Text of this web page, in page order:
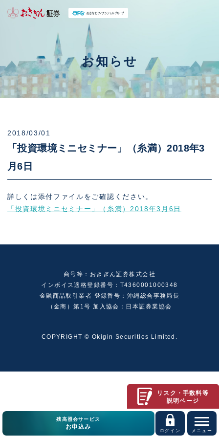
残高照会サービス
お申込み
ログイン メニュー
リスク・手数料等
説明ページ
お知らせ
2018/03/01
「投資環境ミニセミナー」（糸満）2018年3
月6日
詳しくは添付ファイルをご確認ください。
「投資環境ミニセミナー」（糸満）2018年3月6日
商号等：おきぎん証券株式会社
インボイス適格登録番号：T4360001000348
金融商品取引業者 登録番号：沖縄総合事務局長
（金商）第1号 加入協会：日本証券業協会
COPYRIGHT © Okigin Securities Limited.